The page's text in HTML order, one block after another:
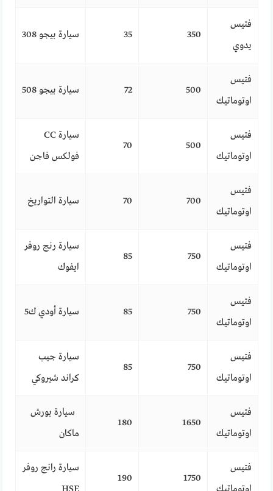
فتيس
يدوي
350
35 سيارة بيجو 308
فتيس
اوتوماتيك
500
72 سيارة بيجو 508
فتيس
اوتوماتيك
500
70
سيارة CC
فولكس فاجن
فتيس
اوتوماتيك
700
70 سيارة التواريخ
فتيس
اوتوماتيك
750
85
سيارة رنج روفر
ايفوك
فتيس
اوتوماتيك
750
85 سيارة أودي ك5
فتيس
اوتوماتيك
750
85
سيارة جيب
كراند شيروكي
فتيس
اوتوماتيك
1650
180
سيارة بورش
ماكان
فتيس
1750
190
سيارة رانج روفر